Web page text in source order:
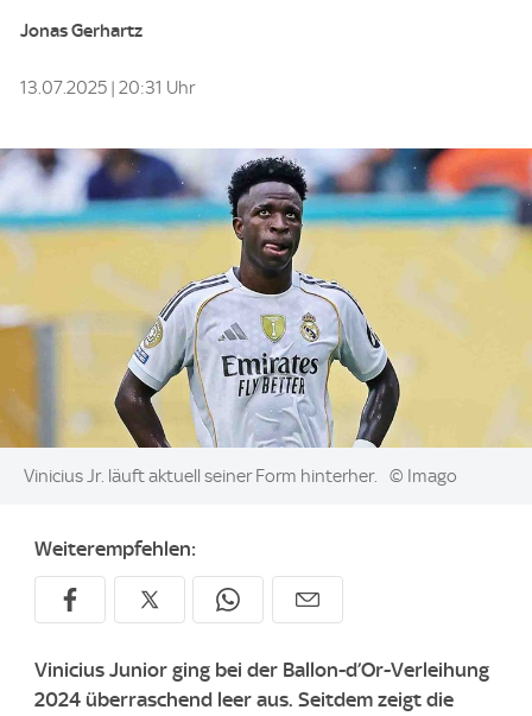
Jonas Gerhartz
13.07.2025 | 20:31 Uhr
Image:
Vinicius Jr. läuft aktuell seiner Form hinterher. © Imago
Weiterempfehlen:
Vinicius Junior ging bei der Ballon-d’Or-Verleihung
2024 überraschend leer aus. Seitdem zeigt die